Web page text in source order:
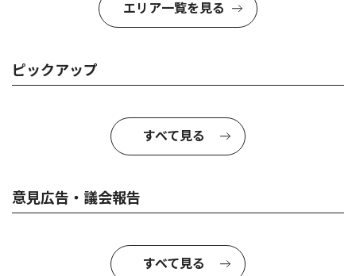
エリア一覧を見る
ピックアップ
すべて見る
意見広告・議会報告
すべて見る